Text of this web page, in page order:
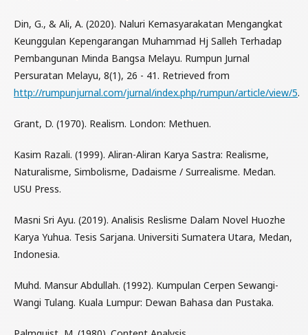
Din, G., & Ali, A. (2020). Naluri Kemasyarakatan Mengangkat
Keunggulan Kepengarangan Muhammad Hj Salleh Terhadap
Pembangunan Minda Bangsa Melayu. Rumpun Jurnal
Persuratan Melayu, 8(1), 26 - 41. Retrieved from
http://rumpunjurnal.com/jurnal/index.php/rumpun/article/view/5.
Grant, D. (1970). Realism. London: Methuen.
Kasim Razali. (1999). Aliran-Aliran Karya Sastra: Realisme,
Naturalisme, Simbolisme, Dadaisme / Surrealisme. Medan.
USU Press.
Masni Sri Ayu. (2019). Analisis Reslisme Dalam Novel Huozhe
Karya Yuhua. Tesis Sarjana. Universiti Sumatera Utara, Medan,
Indonesia.
Muhd. Mansur Abdullah. (1992). Kumpulan Cerpen Sewangi-
Wangi Tulang. Kuala Lumpur: Dewan Bahasa dan Pustaka.